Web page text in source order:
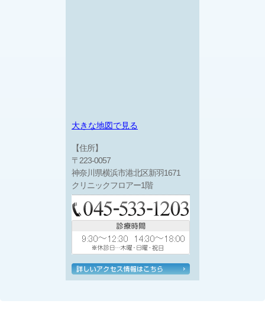
大きな地図で見る
【住所】
〒223-0057
神奈川県横浜市港北区新羽1671
クリニックフロアー1階